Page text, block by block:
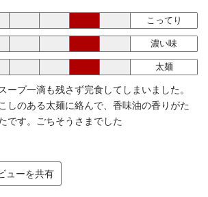
こってり
濃い味
太麺
ープ一滴も残さず完食してしまいました。
しのある太麺に絡んで、香味油の香りがた
です。ごちそうさまでした
ューを共有